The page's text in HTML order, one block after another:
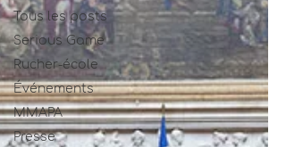
Tous les posts
Serious Game
Rucher-école
Événements
MMAPA
Presse